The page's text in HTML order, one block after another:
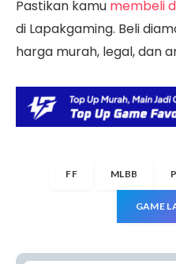
Pastikan kamu membeli
di Lapakgaming. Beli
harga murah, legal, dan
FF MLBB
GAME